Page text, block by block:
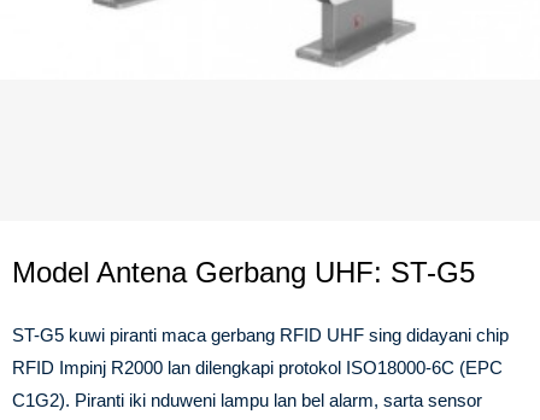
Model Antena Gerbang UHF: ST-G5
ST-G5 kuwi piranti maca gerbang RFID UHF sing didayani chip
RFID Impinj R2000 lan dilengkapi protokol ISO18000-6C (EPC
C1G2). Piranti iki nduweni lampu lan bel alarm, sarta sensor